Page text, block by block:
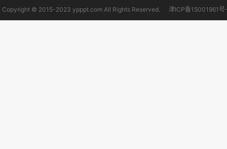
Copyright © 2015-2023 ypppt.com All Rights Reserved. 津ICP备15001961号